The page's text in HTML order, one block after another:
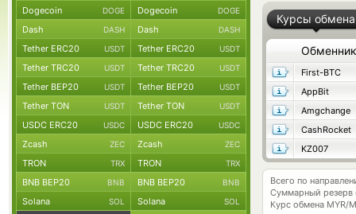
Курсы обмена
Обменник
First-BTC
AppBit
Amgchange
CashRocket
KZ007
Всего по
Суммарный резерв
Курс обмена MYR/
Dogecoin DOGE Dogecoin DOGE
Dash DASH Dash DASH
Tether ERC20 USDT Tether ERC20 USDT
Tether TRC20 USDT Tether TRC20 USDT
Tether BEP20 USDT Tether BEP20 USDT
Tether TON USDT Tether TON USDT
USDC ERC20 USDC USDC ERC20 USDC
Zcash ZEC Zcash ZEC
TRON TRX TRON TRX
BNB BEP20 BNB BNB BEP20 BNB
Solana SOL Solana SOL